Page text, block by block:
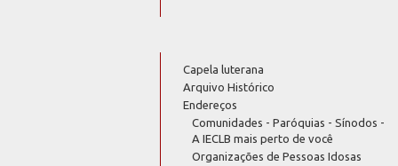
Capela luterana
Arquivo Histórico
Endereços
Comunidades - Paróquias - Sínodos -
A IECLB mais perto de você
Organizações de Pessoas Idosas